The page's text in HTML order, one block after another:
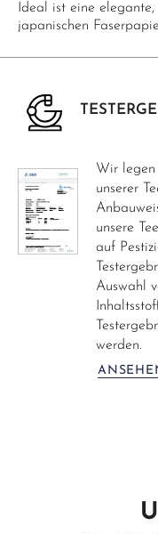
Ideal ist eine
japanischen
Wir
unserer
unsere
auf
Auswahl
werden.